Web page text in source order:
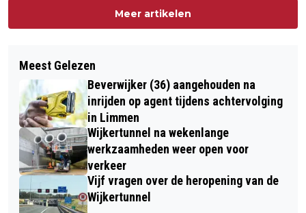
Meer artikelen
Meest Gelezen
Beverwijker (36) aangehouden na
inrijden op agent tijdens achtervolging
in Limmen
Wijkertunnel na wekenlange
werkzaamheden weer open voor
verkeer
Vijf vragen over de heropening van de
Wijkertunnel